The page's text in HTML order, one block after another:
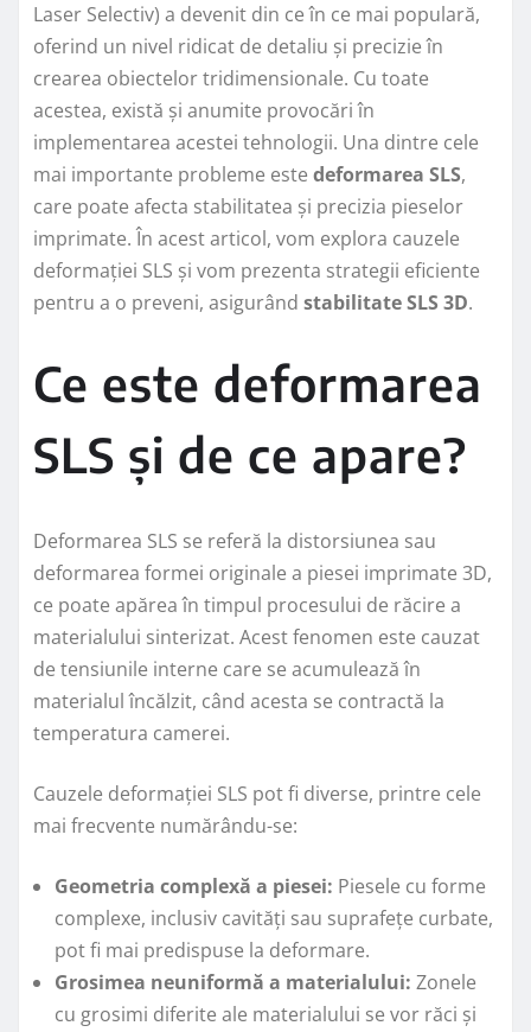
Laser Selectiv) a devenit din ce în ce mai populară,
oferind un nivel ridicat de detaliu și precizie în
crearea obiectelor tridimensionale. Cu toate
acestea, există și anumite provocări în
implementarea acestei tehnologii. Una dintre cele
mai importante probleme este deformarea SLS,
care poate afecta stabilitatea și precizia pieselor
imprimate. În acest articol, vom explora cauzele
deformației SLS și vom prezenta strategii eficiente
pentru a o preveni, asigurând stabilitate SLS 3D.
Ce este deformarea
SLS și de ce apare?
Deformarea SLS se referă la distorsiunea sau
deformarea formei originale a piesei imprimate 3D,
ce poate apărea în timpul procesului de răcire a
materialului sinterizat. Acest fenomen este cauzat
de tensiunile interne care se acumulează în
materialul încălzit, când acesta se contractă la
temperatura camerei.
Cauzele deformației SLS pot fi diverse, printre cele
mai frecvente numărându-se:
Geometria complexă a piesei: Piesele cu forme
complexe, inclusiv cavități sau suprafețe curbate,
pot fi mai predispuse la deformare.
Grosimea neuniformă a materialului: Zonele
cu grosimi diferite ale materialului se vor răci și